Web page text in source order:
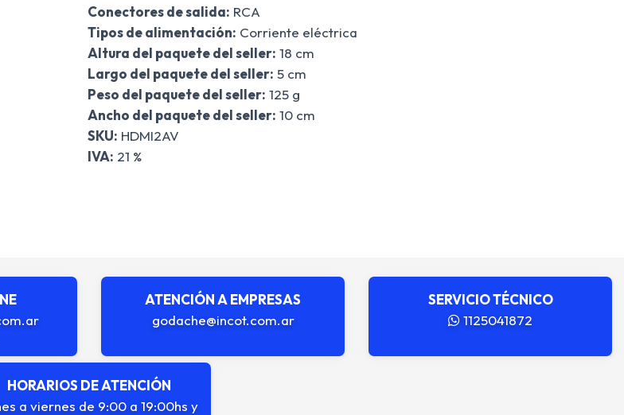
Conectores de salida: RCA
Tipos de alimentación: Corriente eléctrica
Altura del paquete del seller: 18 cm
Largo del paquete del seller: 5 cm
Peso del paquete del seller: 125 g
Ancho del paquete del seller: 10 cm
SKU: HDMI2AV
IVA: 21 %
ATENCIÓN A EMPRESAS
godache@incot.com.ar
SERVICIO TÉCNICO
1125041872
HORARIOS DE ATENCIÓN
a viernes de 9:00 a 19:00hs y